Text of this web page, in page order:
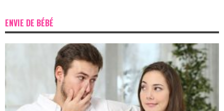
ENVIE DE BÉBÉ